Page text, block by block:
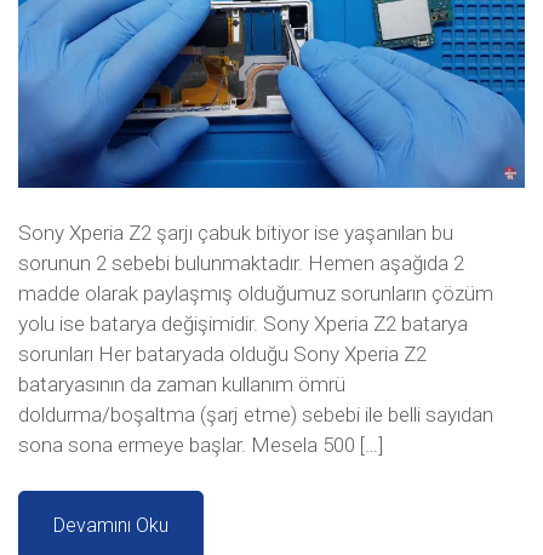
Sony Xperia Z2 şarjı çabuk bitiyor ise yaşanılan bu
sorunun 2 sebebi bulunmaktadır. Hemen aşağıda 2
madde olarak paylaşmış olduğumuz sorunların çözüm
yolu ise batarya değişimidir. Sony Xperia Z2 batarya
sorunları Her bataryada olduğu Sony Xperia Z2
bataryasının da zaman kullanım ömrü
doldurma/boşaltma (şarj etme) sebebi ile belli sayıdan
sona sona ermeye başlar. Mesela 500 […]
Devamını Oku